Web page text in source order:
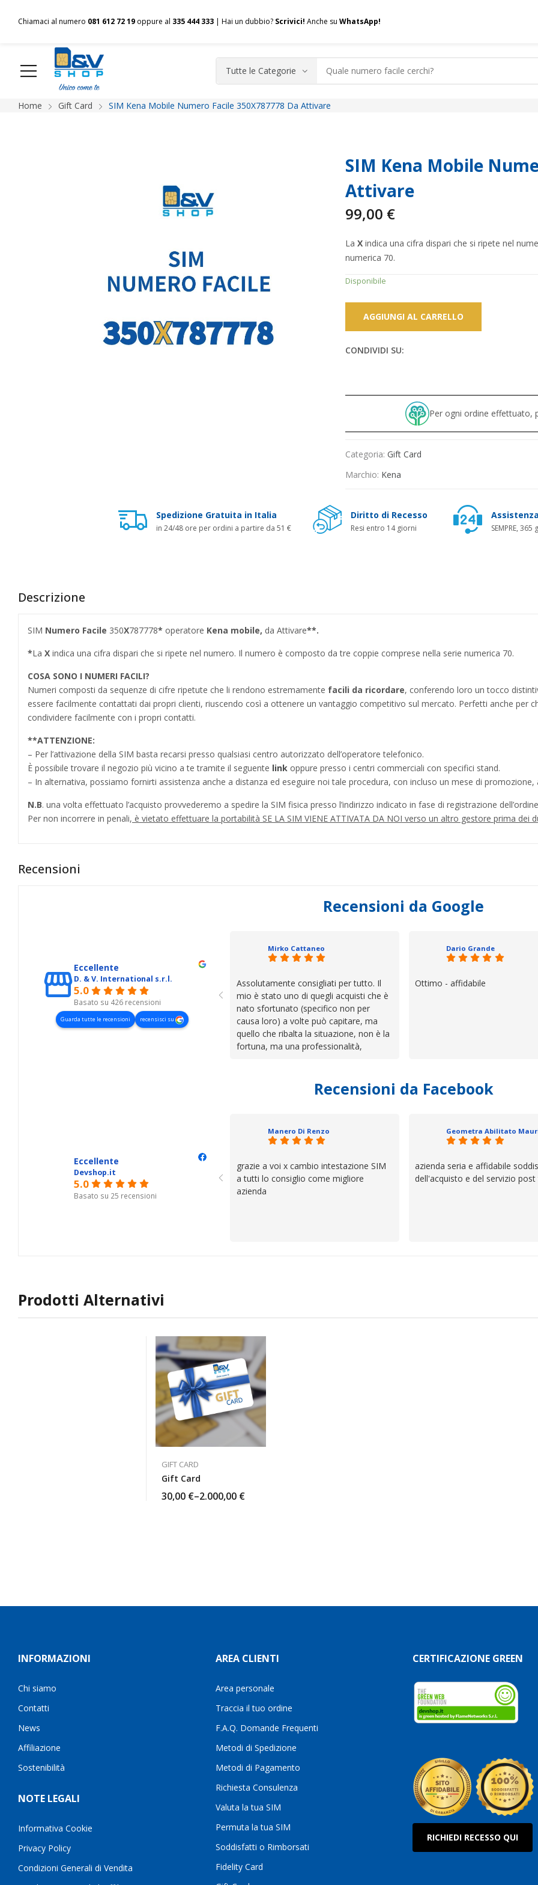
Chiamaci al numero 081 612 72 19 oppure al 335 444 333 | Hai un dubbio? Scrivici! Anche su WhatsApp!
HOME Chi siamo Shop Spedizioni Pagamenti F.A.Q. Contatti
Home Gift Card SIM Kena Mobile Numero Facile 350X787778 Da Attivare
SIM Kena Mobile
Attivare
99,00 €
La X indica una cifra dispari che si ripete nel
numerica 70.
Disponibile
AGGIUNGI AL CARRELLO
CONDIVIDI SU:
Per ogni ordine effettuato,
Categoria: Gift Card
Marchio: Kena
Spedizione Gratuita in Italia
in 24/48 ore per ordini a partire da 51 €
Diritto di Recesso
Resi entro 14 giorni SEMPRE, 365
Descrizione
SIM Numero Facile 350X787778* operatore Kena mobile, da Attivare**.
*La X indica una cifra dispari che si ripete nel numero. Il numero è composto da tre coppie comprese nella serie numerica 70.
COSA SONO I NUMERI FACILI?
Numeri composti da sequenze di cifre ripetute che li rendono estremamente facili da ricordare, conferendo loro un tocco
essere facilmente contattati dai propri clienti, riuscendo così a ottenere un vantaggio competitivo sul mercato. Perfetti anche per
condividere facilmente con i propri contatti.
**ATTENZIONE:
– Per l’attivazione della SIM basta recarsi presso qualsiasi centro autorizzato dell’operatore telefonico.
È possibile trovare il negozio più vicino a te tramite il seguente link oppure presso i centri commerciali con specifici stand.
– In alternativa, possiamo fornirti assistenza anche a distanza ed eseguire noi tale procedura, con incluso un mese di promozione,
N.B. una volta effettuato l’acquisto provvederemo a spedire la SIM fisica presso l’indirizzo indicato in fase di registrazione
Per non incorrere in penali, è vietato effettuare la portabilità SE LA SIM VIENE ATTIVATA DA NOI verso un altro gestore prima dei
Recensioni
Recensioni da Google
Eccellente
D. & V. International s.r.l.
5.0
Basato su 426 recensioni
Guarda tutte le recensioni recensisci su
Mirko Cattaneo
Assolutamente consigliati per tutto. Il
mio è stato uno di quegli acquisti che è
nato sfortunato (specifico non per
causa loro) a volte può capitare, ma
quello che ribalta la situazione, non è la
fortuna, ma una professionalità,
cose. Be', io qui è proprio quello che ho
trovato, un atteggiamento che va oltre
se avete bisogno siete in ottime mani.
Dario Grande
Ottimo - affidabile
Recensioni da Facebook
Eccellente
Devshop.it
5.0
Basato su 25 recensioni
Manero Di Renzo
grazie a voi x cambio intestazione SIM
a tutti lo consiglio come migliore
azienda
azienda seria e affidabile
dell'acquisto e del servizio post
Prodotti Alternativi
GIFT CARD
Gift Card
30,00 €–2.000,00 €
INFORMAZIONI
Chi siamo
Contatti
News
Affiliazione
Sostenibilità
NOTE LEGALI
Informativa Cookie
Privacy Policy
Condizioni Generali di Vendita
AREA CLIENTI
Area personale
Traccia il tuo ordine
F.A.Q. Domande Frequenti
Metodi di Spedizione
Metodi di Pagamento
Richiesta Consulenza
Valuta la tua SIM
Permuta la tua SIM
Soddisfatti o Rimborsati
Fidelity Card
CERTIFICAZIONE GREEN
RICHIEDI RECESSO QUI